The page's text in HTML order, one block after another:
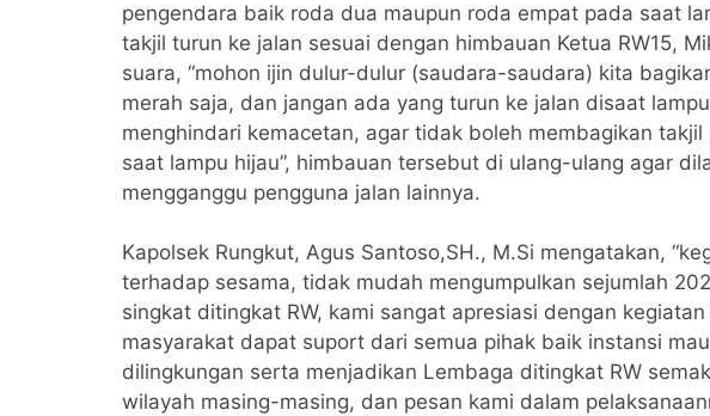
pengendara baik roda dua maupun roda empat pada saat
takjil turun ke jalan sesuai dengan himbauan Ketua RW15,
suara, “mohon ijin dulur-dulur (saudara-saudara) kita
merah saja, dan jangan ada yang turun ke jalan disaat
menghindari kemacetan, agar tidak boleh membagikan
saat lampu hijau”, himbauan tersebut di ulang-ulang agar
mengganggu pengguna jalan lainnya.
Kapolsek Rungkut, Agus Santoso,SH., M.Si mengatakan,
terhadap sesama, tidak mudah mengumpulkan sejumlah
singkat ditingkat RW, kami sangat apresiasi dengan
masyarakat dapat suport dari semua pihak baik instansi
dilingkungan serta menjadikan Lembaga ditingkat RW
wilayah masing-masing, dan pesan kami dalam